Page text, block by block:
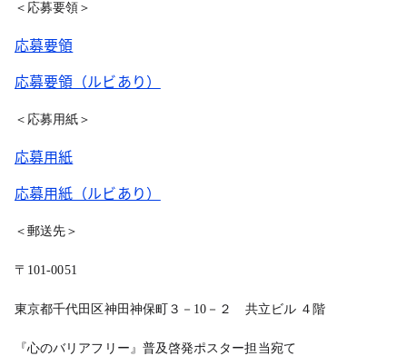
＜応募要領＞
応募要領
応募要領（ルビあり）
＜応募用紙＞
応募用紙
応募用紙（ルビあり）
＜郵送先＞
〒101-0051
東京都千代田区神田神保町３－10－２ 共立ビル ４階
『心のバリアフリー』普及啓発ポスター担当宛て